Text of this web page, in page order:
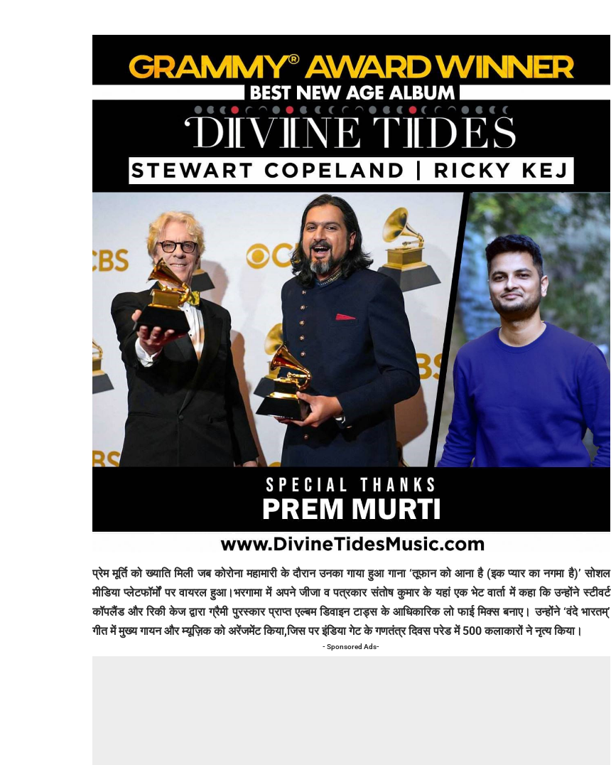
प्रेम मूर्ति को ख्याति मिली जब कोरोना महामारी के दौरान उनका गाया हुआ गाना ‘तूफान को आना है (इक प्यार का नगमा है)’ सोशल
मीडिया प्लेटफॉर्मों पर वायरल हुआ।भरगामा में अपने जीजा व पत्रकार संतोष कुमार के यहां एक भेट वार्ता में कहा कि उन्होंने स्टीवर्ट
कॉपलैंड और रिकी केज द्वारा ग्रैमी पुरस्कार प्राप्त एल्बम डिवाइन टाड्स के आधिकारिक लो फाई मिक्स बनाए। उन्होंने ‘वंदे भारतम्’
गीत में मुख्य गायन और म्यूज़िक को अरेंजमेंट किया,जिस पर इंडिया गेट के गणतंत्र दिवस परेड में 500 कलाकारों ने नृत्य किया।
- Sponsored Ads-